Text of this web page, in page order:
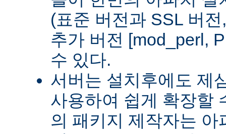
(표준 버전과 SSL 버
추가 버전 [mod_perl,
수 있다.
서버는 설치후에도 제
사용하여 쉽게 확장할
의 패키지 제작자는 아